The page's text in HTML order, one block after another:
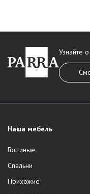
Наша мебель
Гостиные
Спальни
Прихожие
Узнайте